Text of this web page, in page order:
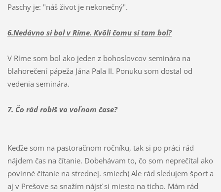
Paschy je: "náš život je nekonečný".
6.Nedávno si bol v Ríme. Kvôli čomu si tam bol?
V Ríme som bol ako jeden z bohoslovcov seminára na
blahorečení pápeža Jána Pala II. Ponuku som dostal od
vedenia seminára.
7. Čo rád robíš vo voľnom čase?
Keďže som na pastoračnom ročníku, tak si po práci rád
nájdem čas na čítanie. Dobehávam to, čo som neprečítal ako
povinné čítanie na strednej. smiech) Ale rád sledujem šport a
aj v Prešove sa snažím nájsť si miesto na ticho. Mám rád